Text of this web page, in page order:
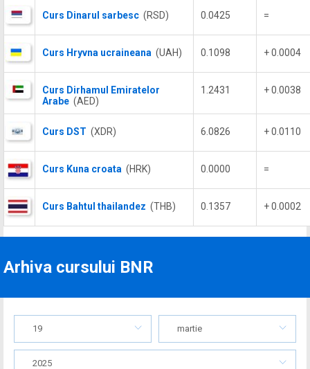
Curs Dinarul sarbesc (RSD) 0.0425 =
Curs Hryvna ucraineana (UAH) 0.1098 + 0.0004
Curs Dirhamul Emiratelor
Arabe (AED)
1.2431 + 0.0038
Curs DST (XDR) 6.0826 + 0.0110
Curs Kuna croata (HRK) 0.0000 =
Curs Bahtul thailandez (THB) 0.1357 + 0.0002
Arhiva cursului BNR
19 martie
2025